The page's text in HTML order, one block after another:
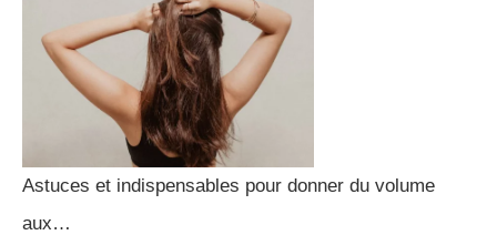
Astuces et indispensables pour donner du volume
aux…